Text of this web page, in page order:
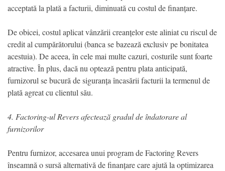
acceptată la plată a facturii, diminuată cu costul de finanțare.
De obicei, costul aplicat vânzării creanțelor este aliniat cu riscul de
credit al cumpărătorului (banca se bazează exclusiv pe bonitatea
acestuia). De aceea, în cele mai multe cazuri, costurile sunt foarte
atractive. În plus, dacă nu optează pentru plata anticipată,
furnizorul se bucură de siguranța încasării facturii la termenul de
plată agreat cu clientul său.
4. Factoring-ul Revers afectează gradul de îndatorare al
furnizorilor
Pentru furnizor, accesarea unui program de Factoring Revers
înseamnă o sursă alternativă de finanțare care ajută la optimizarea